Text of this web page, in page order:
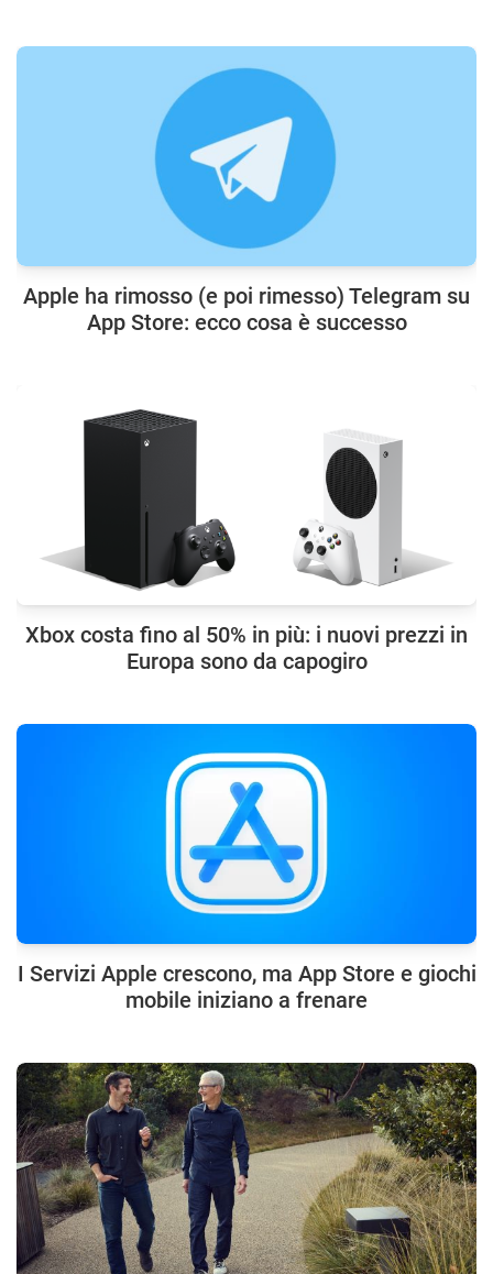
Apple ha rimosso (e poi rimesso) Telegram su
App Store: ecco cosa è successo
Xbox costa fino al 50% in più: i nuovi prezzi in
Europa sono da capogiro
I Servizi Apple crescono, ma App Store e giochi
mobile iniziano a frenare